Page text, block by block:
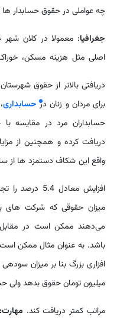
چه عواملی در حقوق حسابدار ها
جغرافیا: معمولا در کلان‏ شهر
اصلی مثل هزینه مسکن،
دریافتی بالاتر از حقوق
برای مردان و زنان در حسابداری
حسابداران مرد در مقایسه با
دریافت کرده و همچنین از
افزایش معادل 5.4 درصد را تجربه کرده است.
میزان حقوقی که شرکت‏ های
می‏‌دهند ممکن است در
باشد. به عنوان مثال ممکن
‏افزاری بزرگ بنا بر میزان
میلیون تومان حقوق بدهد ولی
مراتب کمتر دریافت کند. مهارت: